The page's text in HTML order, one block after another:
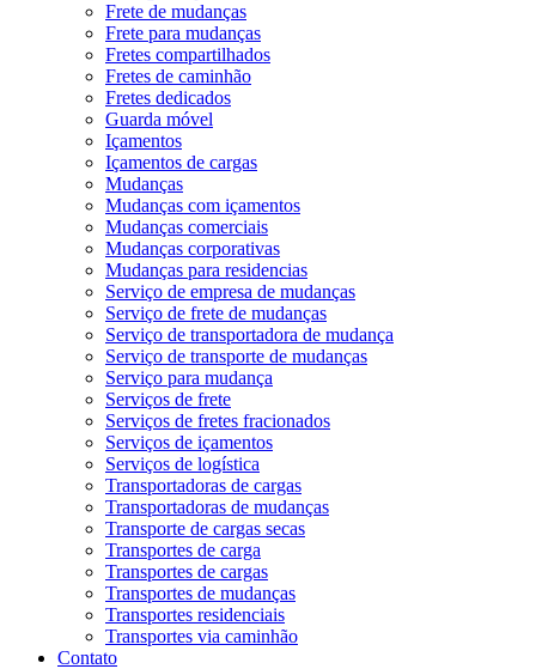
Frete de mudanças
Frete para mudanças
Fretes compartilhados
Fretes de caminhão
Fretes dedicados
Guarda móvel
Içamentos
Içamentos de cargas
Mudanças
Mudanças com içamentos
Mudanças comerciais
Mudanças corporativas
Mudanças para residencias
Serviço de empresa de mudanças
Serviço de frete de mudanças
Serviço de transportadora de mudança
Serviço de transporte de mudanças
Serviço para mudança
Serviços de frete
Serviços de fretes fracionados
Serviços de içamentos
Serviços de logística
Transportadoras de cargas
Transportadoras de mudanças
Transporte de cargas secas
Transportes de carga
Transportes de cargas
Transportes de mudanças
Transportes residenciais
Transportes via caminhão
Contato